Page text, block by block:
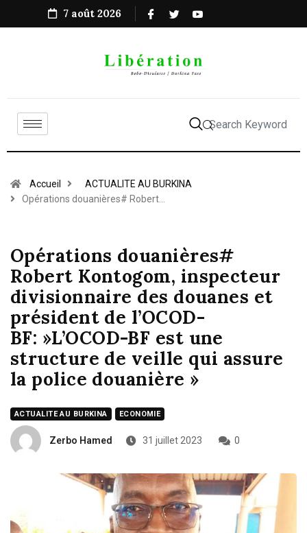
7 août 2026
Accueil
ACTUALITE AU BURKINA
Opérations douanières# Robert…
Opérations douanières#
Robert Kontogom, inspecteur
divisionnaire des douanes et
président de l’OCOD-
BF: »L’OCOD-BF est une
structure de veille qui assure
la police douanière »
ACTUALITE AU BURKINA ECONOMIE
Zerbo Hamed 31 juillet 2023 0